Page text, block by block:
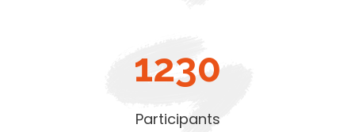
1230
Participants